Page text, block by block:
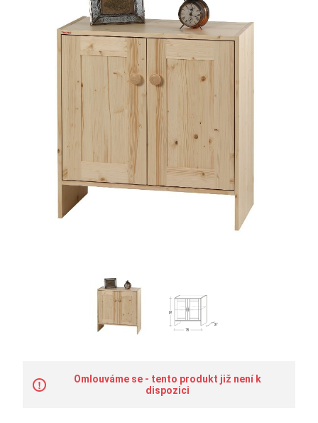
Omlouváme se - tento produkt již není k
dispozici